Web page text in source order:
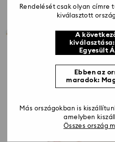
Rendelését csak olyan címre
kiválasztott
A
Egyesült
Ebben az
maradok:
Más országokban is
amelyben
Összes ország